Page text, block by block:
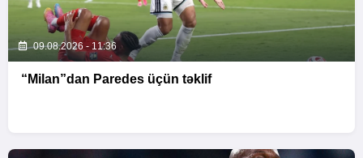
09.08.2026 - 11:36
“Milan”dan Paredes üçün təklif